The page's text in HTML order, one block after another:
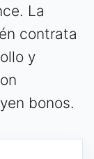
La
contrata
y
bonos.